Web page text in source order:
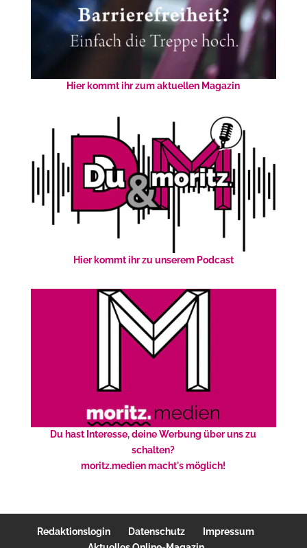
Hier kommt ihr zum aktuellen Magazin
Hier kommt ihr zu unserem Podcast
Du hast Interesse, deine Werbung über uns zu
schalten?
moritz.medien macht's möglich!
Redaktionslogin Datenschutz
Impressum